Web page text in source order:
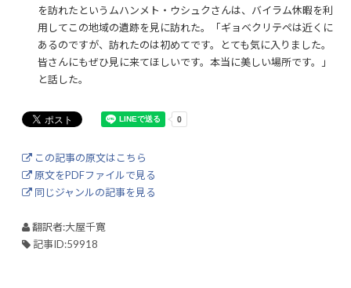
を訪れたというムハンメト・ウシュクさんは、バイラム休暇を利
用してこの地域の遺跡を見に訪れた。「ギョベクリテペは近くに
あるのですが、訪れたのは初めてです。とても気に入りました。
皆さんにもぜひ見に来てほしいです。本当に美しい場所です。」
と話した。
この記事の原文はこちら
原文をPDFファイルで見る
同じジャンルの記事を見る
翻訳者:大屋千寛
記事ID:59918